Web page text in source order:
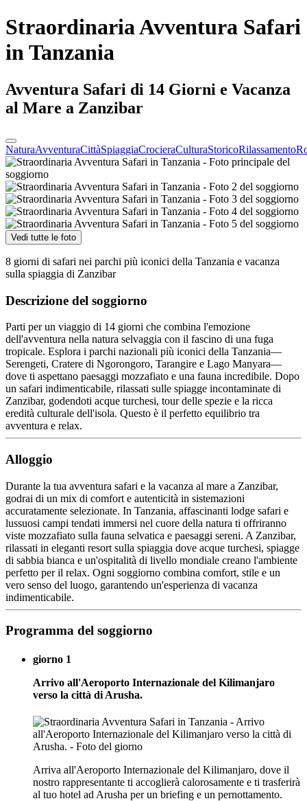
Straordinaria Avventura Safari
in Tanzania
Avventura Safari di 14 Giorni e Vacanza
al Mare a Zanzibar
NaturaAvventuraCittàSpiaggiaCrocieraCulturaStoricoRilassamento
Vedi tutte le foto
8 giorni di safari nei parchi più iconici della Tanzania e vacanza
sulla spiaggia di Zanzibar
Descrizione del soggiorno
Parti per un viaggio di 14 giorni che combina l'emozione
dell'avventura nella natura selvaggia con il fascino di una fuga
tropicale. Esplora i parchi nazionali più iconici della Tanzania—
Serengeti, Cratere di Ngorongoro, Tarangire e Lago Manyara—
dove ti aspettano paesaggi mozzafiato e una fauna incredibile. Dopo
un safari indimenticabile, rilassati sulle spiagge incontaminate di
Zanzibar, godendoti acque turchesi, tour delle spezie e la ricca
eredità culturale dell'isola. Questo è il perfetto equilibrio tra
avventura e relax.
Alloggio
Durante la tua avventura safari e la vacanza al mare a Zanzibar,
godrai di un mix di comfort e autenticità in sistemazioni
accuratamente selezionate. In Tanzania, affascinanti lodge safari e
lussuosi campi tendati immersi nel cuore della natura ti offriranno
viste mozzafiato sulla fauna selvatica e paesaggi sereni. A Zanzibar,
rilassati in eleganti resort sulla spiaggia dove acque turchesi, spiagge
di sabbia bianca e un'ospitalità di livello mondiale creano l'ambiente
perfetto per il relax. Ogni soggiorno combina comfort, stile e un
vero senso del luogo, garantendo un'esperienza di vacanza
indimenticabile.
Programma del soggiorno
giorno 1
Arrivo all'Aeroporto Internazionale del Kilimanjaro
verso la città di Arusha.
Arriva all'Aeroporto Internazionale del Kilimanjaro, dove il
nostro rappresentante ti accoglierà calorosamente e ti trasferirà
al tuo hotel ad Arusha per un briefing e un pernottamento.